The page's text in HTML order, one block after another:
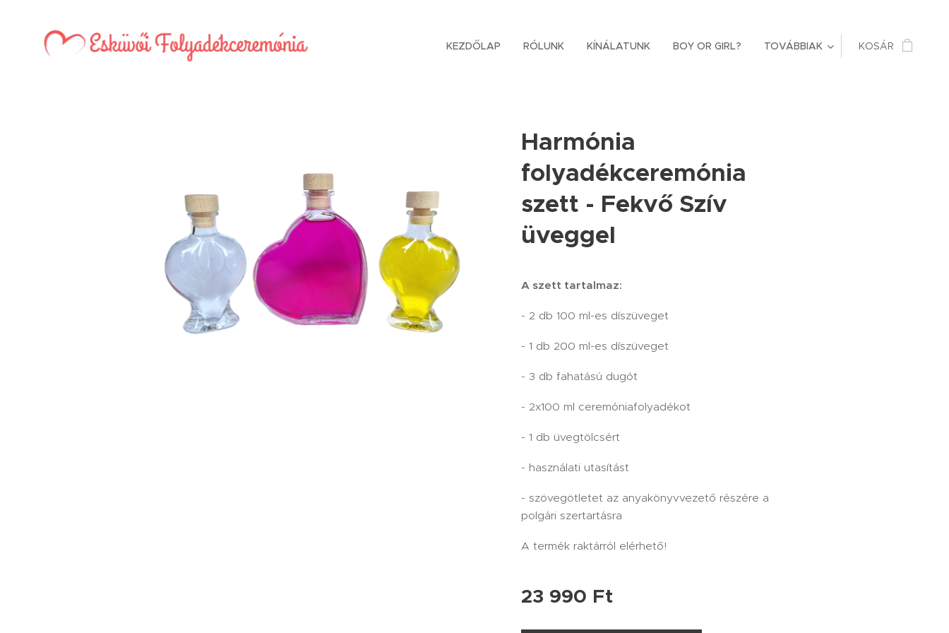
KEZDŐLAP RÓLUNK KÍNÁLATUNK BOY OR GIRL? TOVÁBBIAK KOSÁR
Harmónia
folyadékceremónia
szett - Fekvő Szív
üveggel
A szett tartalmaz:
- 2 db 100 ml-es díszüveget
- 1 db 200 ml-es díszüveget
- 3 db fahatású dugót
- 2x100 ml ceremóniafolyadékot
- 1 db üvegtölcsért
- használati utasítást
- szövegötletet az anyakönyvvezető részére a
polgári szertartásra
A termék raktárról elérhető!
23 990 Ft